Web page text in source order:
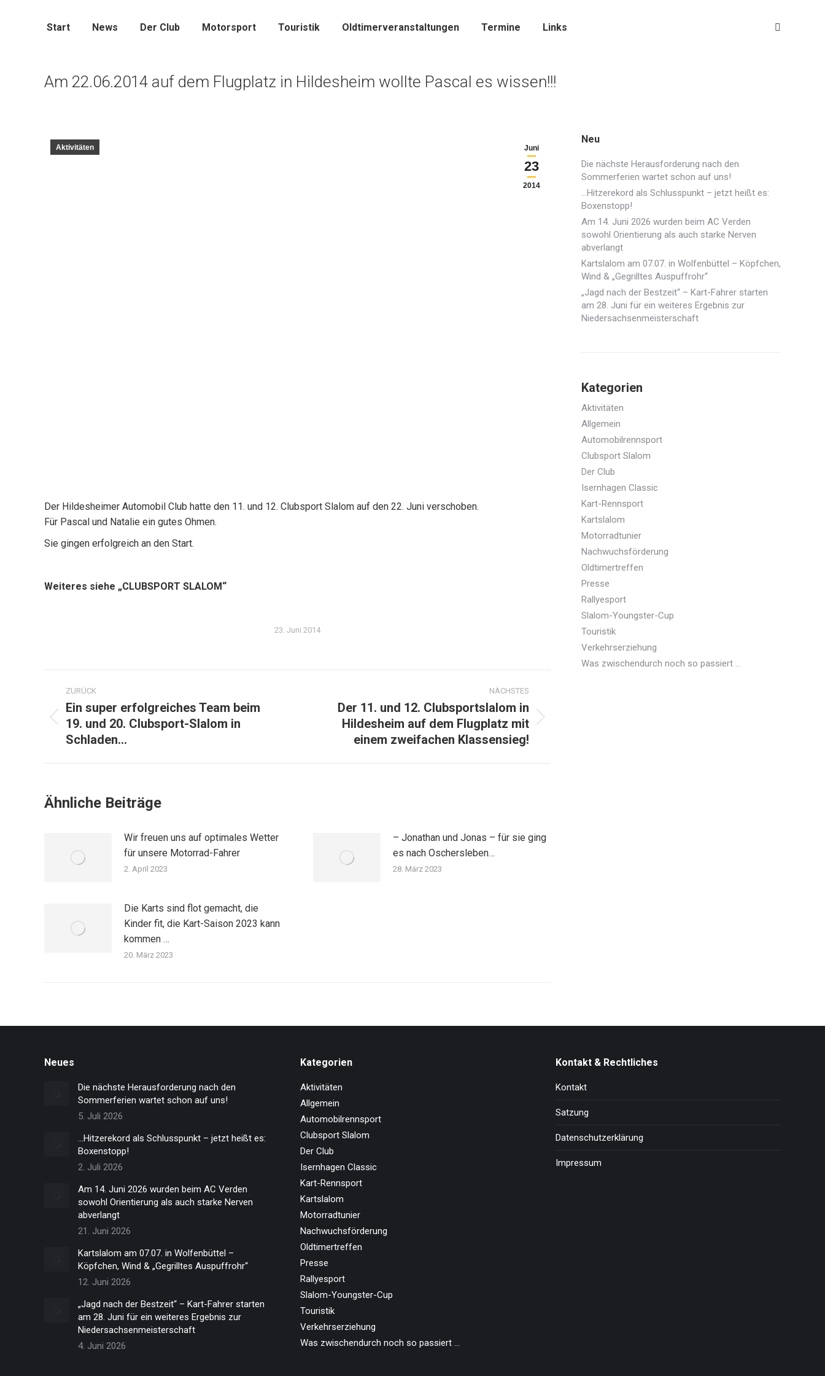
Start News Der Club Motorsport Touristik Oldtimerveranstaltungen Termine Links Search:
Am 22.06.2014 auf dem Flugplatz in Hildesheim wollte Pascal es wissen!!!
Juni
23
2014
Aktivitäten
Der Hildesheimer Automobil Club hatte den 11. und 12. Clubsport Slalom auf den 22. Juni verschoben.
Für Pascal und Natalie ein gutes Ohmen.
Sie gingen erfolgreich an den Start.
Weiteres siehe „CLUBSPORT SLALOM“
23. Juni 2014
Kommentarnavigation
ZURÜCK
Vorheriger
Beitrag:
Ein super erfolgreiches Team beim
19. und 20. Clubsport-Slalom in
Schladen…
NÄCHSTES
Nächster
Der 11. und 12. Clubsportslalom in
Hildesheim auf dem Flugplatz mit
einem zweifachen Klassensieg!
Ähnliche Beiträge
Wir freuen uns auf optimales Wetter
für unsere Motorrad-Fahrer
2. April 2023
– Jonathan und Jonas – für sie ging
es nach Oschersleben…
28. März 2023
Die Karts sind flot gemacht, die
Kinder fit, die Kart-Saison 2023 kann
kommen …
20. März 2023
Neu
Die nächste Herausforderung nach den
Sommerferien wartet schon auf uns!
…Hitzerekord als Schlusspunkt – jetzt heißt es:
Boxenstopp!
Am 14. Juni 2026 wurden beim AC Verden
sowohl Orientierung als auch starke Nerven
abverlangt
Kartslalom am 07.07. in Wolfenbüttel – Köpfchen,
Wind & „Gegrilltes Auspuffrohr“
„Jagd nach der Bestzeit“ – Kart-Fahrer starten
am 28. Juni für ein weiteres Ergebnis zur
Niedersachsenmeisterschaft
Kategorien
Aktivitäten
Allgemein
Automobilrennsport
Clubsport Slalom
Der Club
Isernhagen Classic
Kart-Rennsport
Kartslalom
Motorradtunier
Nachwuchsförderung
Oldtimertreffen
Presse
Rallyesport
Slalom-Youngster-Cup
Touristik
Verkehrserziehung
Was zwischendurch noch so passiert …
Neues
Die nächste Herausforderung nach den
Sommerferien wartet schon auf uns!
5. Juli 2026
…Hitzerekord als Schlusspunkt – jetzt heißt es:
Boxenstopp!
2. Juli 2026
Am 14. Juni 2026 wurden beim AC Verden
sowohl Orientierung als auch starke Nerven
abverlangt
21. Juni 2026
Kartslalom am 07.07. in Wolfenbüttel –
Köpfchen, Wind & „Gegrilltes Auspuffrohr“
12. Juni 2026
„Jagd nach der Bestzeit“ – Kart-Fahrer starten
am 28. Juni für ein weiteres Ergebnis zur
Niedersachsenmeisterschaft
4. Juni 2026
Kategorien
Aktivitäten
Allgemein
Automobilrennsport
Clubsport Slalom
Der Club
Isernhagen Classic
Kart-Rennsport
Kartslalom
Motorradtunier
Nachwuchsförderung
Oldtimertreffen
Presse
Rallyesport
Slalom-Youngster-Cup
Touristik
Verkehrserziehung
Was zwischendurch noch so passiert …
Kontakt & Rechtliches
Kontakt
Satzung
Datenschutzerklärung
Impressum